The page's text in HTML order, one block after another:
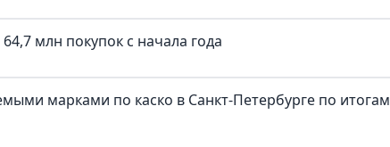
млн покупок c начала года
марками по каско в Санкт-Петербурге по итогам